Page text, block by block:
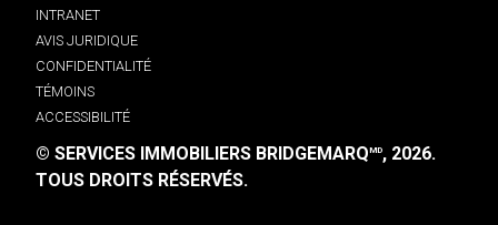
INTRANET
AVIS JURIDIQUE
CONFIDENTIALITÉ
TÉMOINS
ACCESSIBILITÉ
© SERVICES IMMOBILIERS BRIDGEMARQMD, 2026.
TOUS DROITS RÉSERVÉS.